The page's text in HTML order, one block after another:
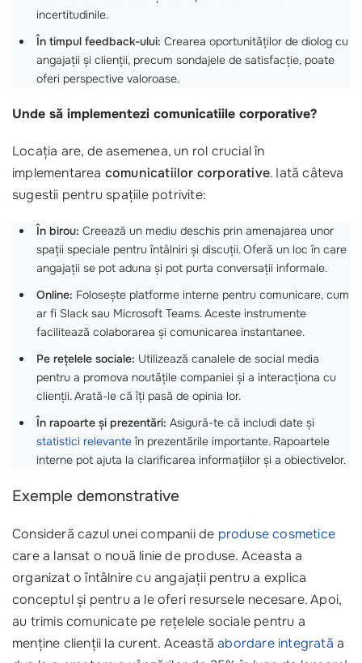
incertitudinile.
În timpul feedback-ului: Crearea oportunităților de diolog cu
angajații și clienții, precum sondajele de satisfacție, poate
oferi perspective valoroase.
Unde să implementezi comunicatiile corporative?
Locația are, de asemenea, un rol crucial în
implementarea comunicatiilor corporative. Iată câteva
sugestii pentru spațiile potrivite:
În birou: Creează un mediu deschis prin amenajarea unor
spații speciale pentru întâlniri și discuții. Oferă un loc în care
angajații se pot aduna și pot purta conversații informale.
Online: Folosește platforme interne pentru comunicare, cum
ar fi Slack sau Microsoft Teams. Aceste instrumente
facilitează colaborarea și comunicarea instantanee.
Pe rețelele sociale: Utilizează canalele de social media
pentru a promova noutățile companiei și a interacționa cu
clienții. Arată-le că îți pasă de opinia lor.
În rapoarte și prezentări: Asigură-te că includi date și
statistici relevanteîn prezentările importante. Rapoartele
interne pot ajuta la clarificarea informațiilor și a obiectivelor.
Exemple demonstrative
Consideră cazul unei companii de produse cosmetice
care a lansat o nouă linie de produse. Aceasta a
organizat o întâlnire cu angajații pentru a explica
conceptul și pentru a le oferi resursele necesare. Apoi,
au trimis comunicate pe rețelele sociale pentru a
menține clienții la curent. Aceastăabordare integrată a